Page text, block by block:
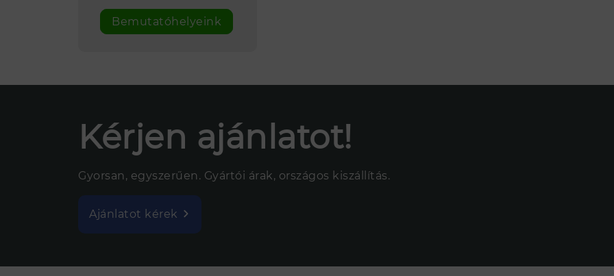
Bemutatóhelyeink
Kérjen ajánlatot!
Gyorsan, egyszerűen. Gyártói árak, országos kiszállítás.
Ajánlatot kérek